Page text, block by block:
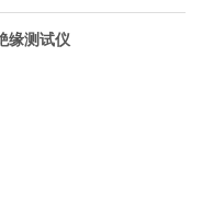
缘测试仪